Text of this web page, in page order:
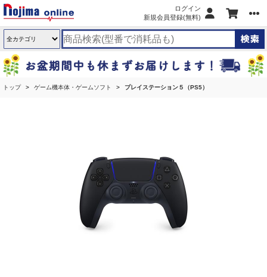
ログイン
新規会員登録(無料)
トップ ゲーム機本体・ゲームソフト プレイステーション５（PS5）